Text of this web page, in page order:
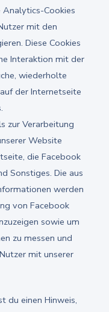
Cookies
mit den
Diese Cookies
Interaktion mit der
wiederholte
der Internetseite
zur Verarbeitung
Website
die Facebook
Sonstiges. Die aus
werden
von Facebook
sowie um
zu messen und
mit unserer
du einen Hinweis,